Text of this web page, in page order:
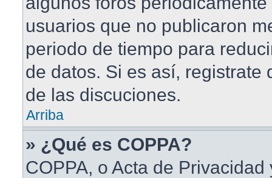
usuarios que no publicaron
periodo de tiempo para
de datos. Si es así, registrate
de las discuciones.
Arriba
» ¿Qué es COPPA?
COPPA, o Acta de